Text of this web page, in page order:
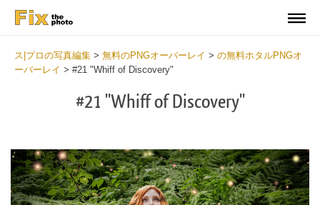
ス|プロの写真編集 > 無料のPNGオーバーレイ > の無料ホタルPNGオ
ーバーレイ > #21 "Whiff of Discovery"
#21 "Whiff of Discovery"